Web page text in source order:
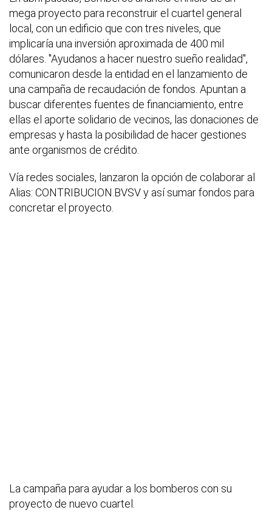
mega proyecto para reconstruir el cuartel general
local, con un edificio que con tres niveles, que
implicaría una inversión aproximada de 400 mil
dólares. "Ayudanos a hacer nuestro sueño realidad",
comunicaron desde la entidad en el lanzamiento de
una campaña de recaudación de fondos. Apuntan a
buscar diferentes fuentes de financiamiento, entre
ellas el aporte solidario de vecinos, las donaciones de
empresas y hasta la posibilidad de hacer gestiones
ante organismos de crédito.
Vía redes sociales, lanzaron la opción de colaborar al
Alias: CONTRIBUCION.BVSV y así sumar fondos para
concretar el proyecto.
La campaña para ayudar a los bomberos con su
proyecto de nuevo cuartel.